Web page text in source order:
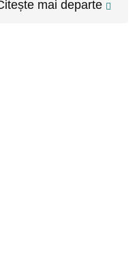
mai departe